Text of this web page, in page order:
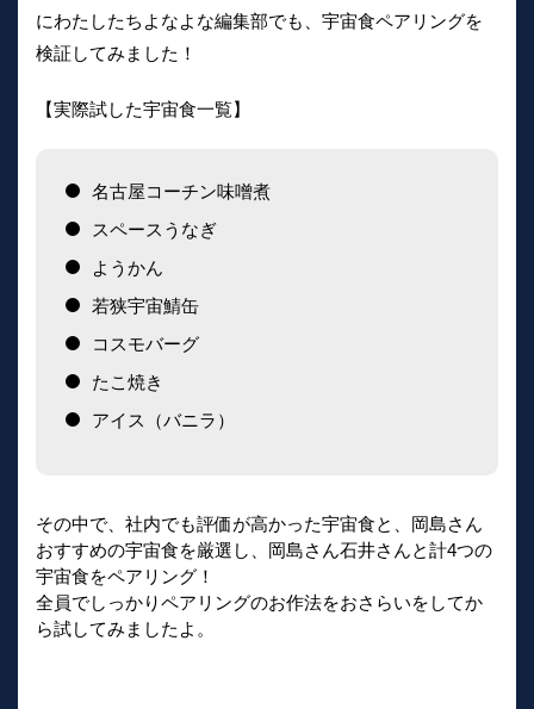
にわたしたちよなよな編集部でも、宇宙食ペアリングを
検証してみました！
【実際試した宇宙食一覧】
名古屋コーチン味噌煮
スペースうなぎ
ようかん
若狭宇宙鯖缶
コスモバーグ
たこ焼き
アイス（バニラ）
その中で、社内でも評価が高かった宇宙食と、岡島さん
おすすめの宇宙食を厳選し、岡島さん石井さんと計4つの
宇宙食をペアリング！
全員でしっかりペアリングのお作法をおさらいをしてか
ら試してみましたよ。